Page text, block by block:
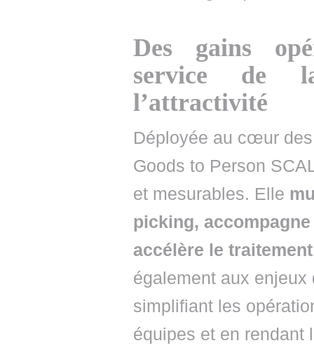
Des gains
service de
l’attractivité
Déployée au cœur
Goods to Person
et mesurables. Elle
picking,
accélère le
également aux
simplifiant les
équipes et en rendant